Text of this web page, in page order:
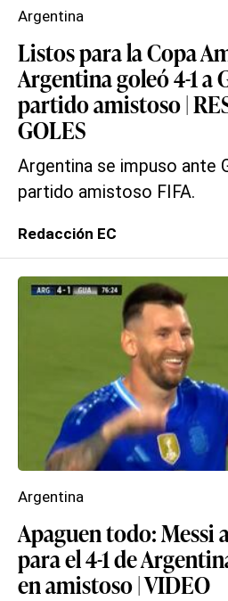
Listos para la Copa
Argentina goleó 4-1 a
partido amistoso |
GOLES
Argentina se impuso ante
partido amistoso FIFA.
Argentina
Redacción EC
Apaguen todo: Messi
para el 4-1 de
en amistoso | VIDEO
Argentina